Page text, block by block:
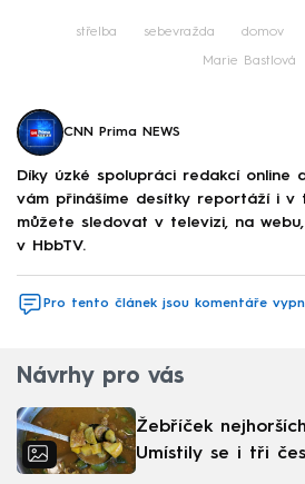
střelba sebevražda domov
Marie Bastlová
CNN Prima NEWS
Díky úzké spolupráci redakcí online
vám přinášíme desítky reportáží i v
můžete sledovat v televizi, na
v HbbTV.
Pro tento článek jsou komentáře
Návrhy pro vás
Žebříček
Umístily se i tři